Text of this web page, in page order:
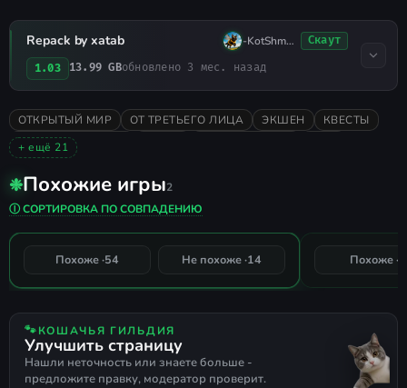
администратора.
Играть и наслаждаться!
Repack by xatab -KotShmel- Скаут
1.03 13.99 GBобновлено 3 мес. назад
ОТКРЫТЫЙ МИР ОТ ТРЕТЬЕГО ЛИЦА ЭКШЕН
КВЕСТЫ
ASSASSIN'S CREED
ИССЛЕДОВАНИЕ
СЮЖЕТНЫЕ ИГРЫ
ЭКШЕН-ПРИКЛЮЧЕНИЯ
КАСТОМИЗАЦИЯ
ПОДДЕРЖКА ГЕЙМПАДА
+ ещё 21
❉Похожие игры2
Ⓘ СОРТИРОВКА ПО СОВПАДЕНИЮ
79%
СОВПАДЕНИЕ
Assassin's Creed Black Flag
Resynced
Похоже ·54 Не похоже ·14 Похоже ·
🐾КОШАЧЬЯ ГИЛЬДИЯ
Улучшить страницу
Нашли неточность или знаете больше -
предложите правку, модератор проверит.